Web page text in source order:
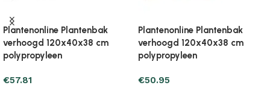
Plantenonline Plantenbak
verhoogd 120x40x38 cm
polypropyleen
€57.81
Plantenonline Plantenbak
verhoogd 120x40x38 cm
polypropyleen
€50.95